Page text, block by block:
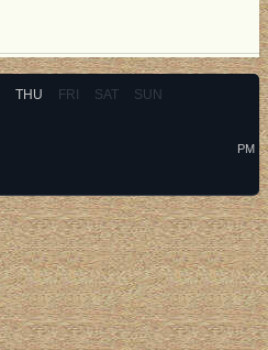
THU FRI SAT SUN
PM